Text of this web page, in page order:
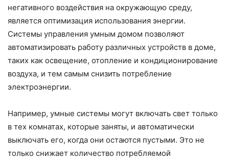
негативного воздействия на окружающую среду,
является оптимизация использования энергии.
Системы управления умным домом позволяют
автоматизировать работу различных устройств в доме,
таких как освещение, отопление и кондиционирование
воздуха, и тем самым снизить потребление
электроэнергии.
Например, умные системы могут включать свет только
в тех комнатах, которые заняты, и автоматически
выключать его, когда они остаются пустыми. Это не
только снижает количество потребляемой